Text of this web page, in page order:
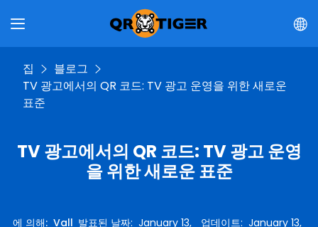
집
블로그
TV 광고에서의 QR 코드: TV 광고 운영을 위한 새로운
표준
TV 광고에서의 QR 코드: TV 광고 운영
을 위한 새로운 표준
에 의해: Vall 발표된 날짜:January 13,
업데이트: January 13,